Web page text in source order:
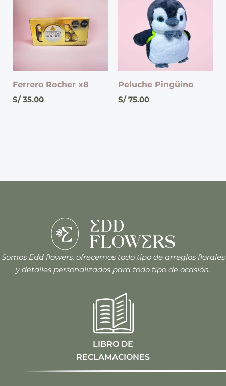
Ferrero Rocher x8
S/35.00
Peluche Pingüino
S/75.00
Somos Edd flowers, ofrecemos todo tipo de arreglos florales
y detalles personalizados para todo tipo de ocasión.
LIBRO DE
RECLAMACIONES